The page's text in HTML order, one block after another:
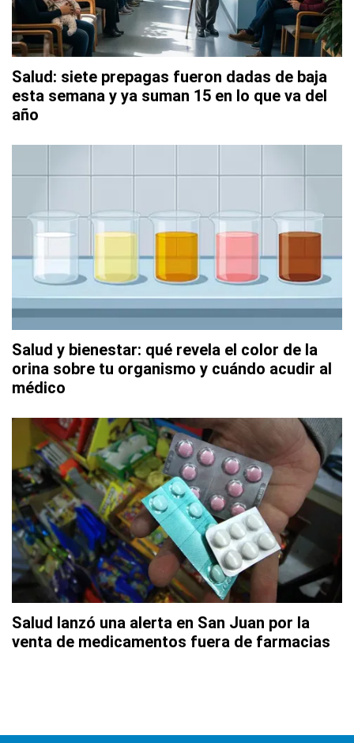
Salud: siete prepagas fueron dadas de baja
esta semana y ya suman 15 en lo que va del
año
Salud y bienestar: qué revela el color de la
orina sobre tu organismo y cuándo acudir al
médico
Salud lanzó una alerta en San Juan por la
venta de medicamentos fuera de farmacias